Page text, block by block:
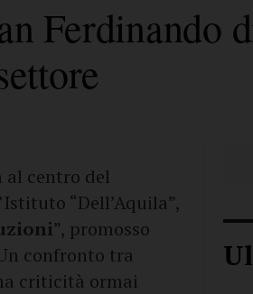
Ferdinando
al centro del
“Dell’Aquila”,
”, promosso
confronto tra
criticità ormai